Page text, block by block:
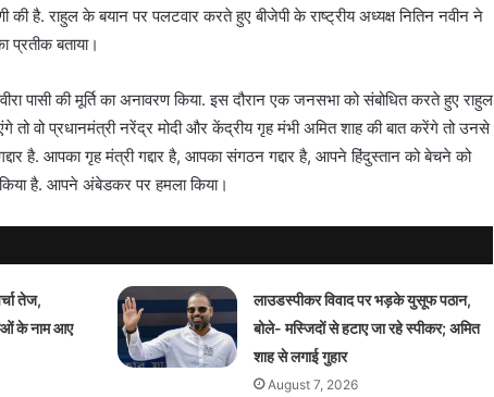
की है. राहुल के बयान पर पलटवार करते हुए बीजेपी के राष्ट्रीय अध्यक्ष नितिन नवीन ने
प्रतीक बताया।
पासी की मूर्ति का अनावरण किया. इस दौरान एक जनसभा को संबोधित करते हुए राहुल
वो प्रधानमंत्री नरेंद्र मोदी और केंद्रीय गृह मंभी अमित शाह की बात करेंगे तो उनसे
है. आपका गृह मंत्री गद्दार है, आपका संगठन गद्दार है, आपने हिंदुस्तान को बेचने को
है. आपने अंबेडकर पर हमला किया।
तेज,
के नाम आए
लाउडस्पीकर विवाद पर भड़के युसूफ पठान,
बोले- मस्जिदों से हटाए जा रहे स्पीकर; अमित
शाह से लगाई गुहार
August 7, 2026